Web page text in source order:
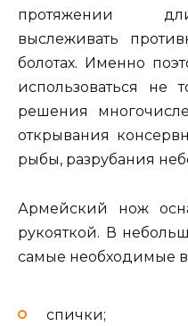
протяжении
выслеживать
болотах. Именно
использоваться
решения
открывания
рыбы, разрубания
Армейский нож
рукояткой. В
самые необходимые
спички;